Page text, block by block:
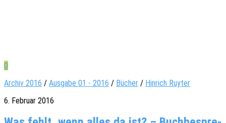
0
Archiv 2016 / Ausgabe 01 - 2016 / Bücher / Hin­rich Ruy­ter
6. Februar 2016